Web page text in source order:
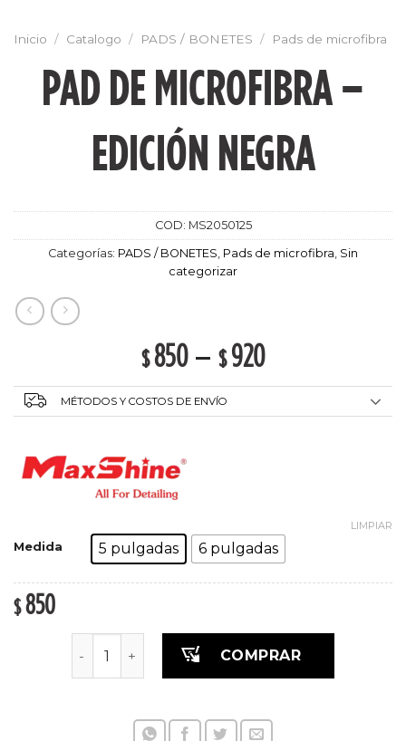
Inicio / Catalogo / PADS / BONETES / Pads de microfibra
PAD DE MICROFIBRA –
EDICIÓN NEGRA
COD: MS2050125
Categorías: PADS / BONETES Pads de microfibra Sin
categorizar
$850– $ 920
MÉTODOS Y COSTOS DE ENVÍO
Medida 5 pulgadas 6 pulgadas
LIMPIAR
$ 850
Pad de microfibra - Edición negra cantidad
COMPRAR